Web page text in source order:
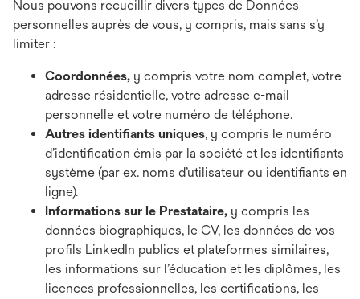
Nous pouvons recueillir divers types de Données
personnelles auprès de vous, y compris, mais sans s’y
limiter :
Coordonnées, y compris votre nom complet, votre
adresse résidentielle, votre adresse e-mail
personnelle et votre numéro de téléphone.
Autres identifiants uniques, y compris le numéro
d’identification émis par la société et les identifiants
système (par ex. noms d’utilisateur ou identifiants en
ligne).
Informations sur le Prestataire, y compris les
données biographiques, le CV, les données de vos
profils LinkedIn publics et plateformes similaires,
les informations sur l’éducation et les diplômes, les
licences professionnelles, les certifications, les